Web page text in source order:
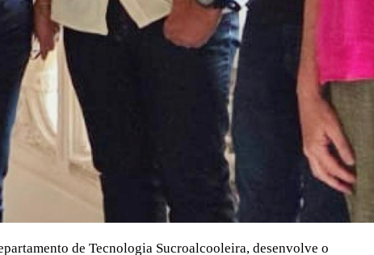
de Tecnologia Sucroalcooleira, desenvolve o